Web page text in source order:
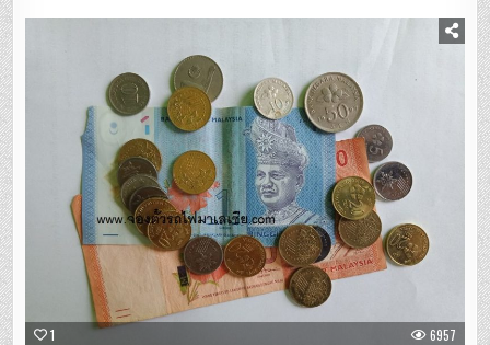
1 6957